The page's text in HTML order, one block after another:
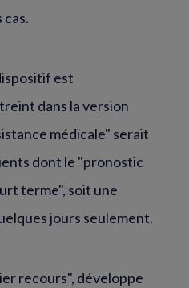
est
dans la version
médicale" serait
dont le "pronostic
terme", soit une
jours seulement.
recours", développe